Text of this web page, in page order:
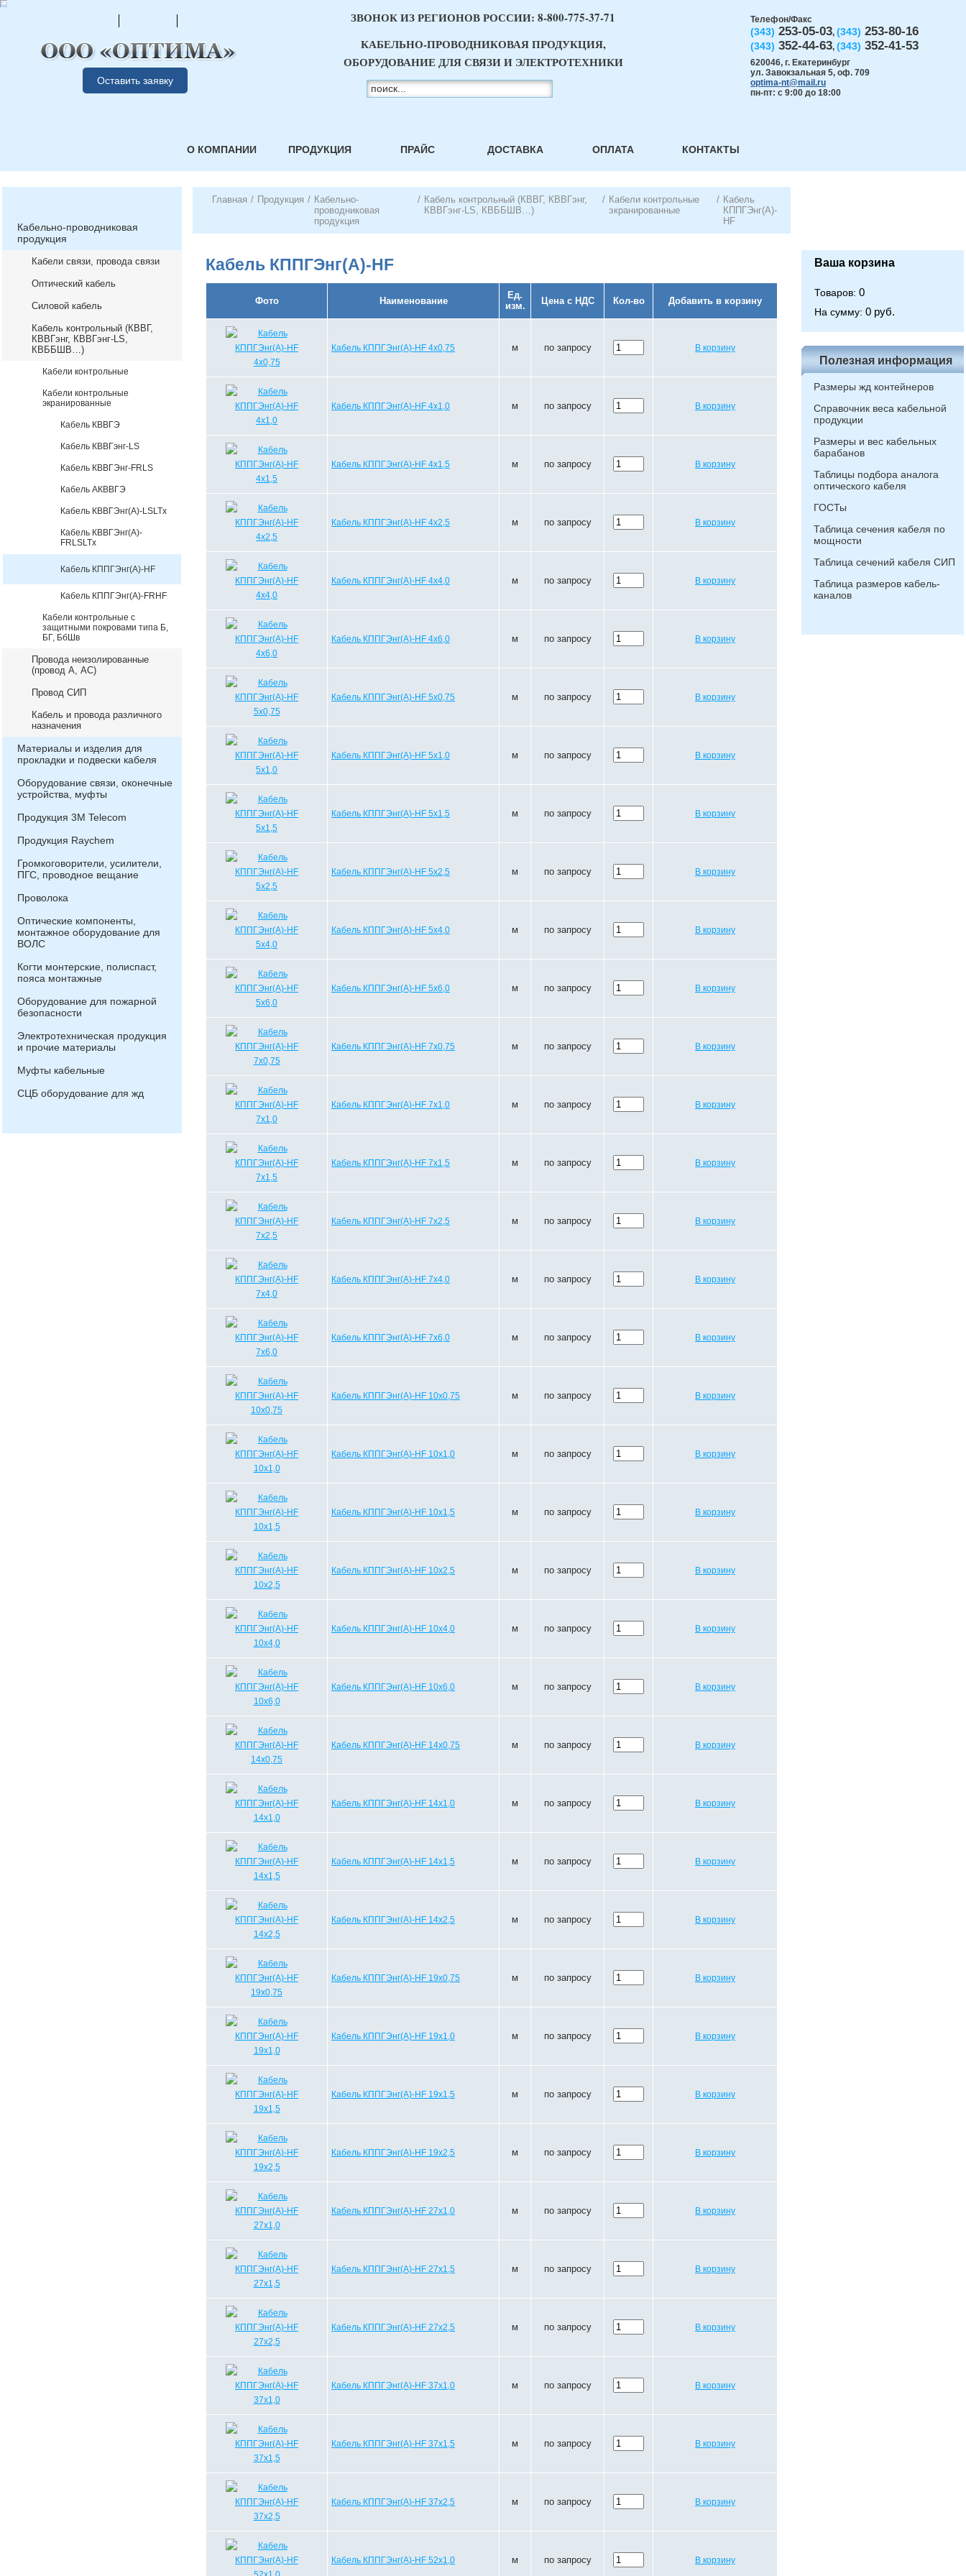
Оставить заявку
Телефон/Факс
(343) 253-05-03, (343) 253-80-16
(343) 352-44-63, (343) 352-41-53
620046, г. Екатеринбург
ул. Завокзальная 5, оф. 709
optima-nt@mail.ru
пн-пт: с 9:00 до 18:00
ЗВОНОК ИЗ РЕГИОНОВ РОССИИ: 8-800-775-37-71
КАБЕЛЬНО-ПРОВОДНИКОВАЯ ПРОДУКЦИЯ,
ОБОРУДОВАНИЕ ДЛЯ СВЯЗИ И ЭЛЕКТРОТЕХНИКИ
О КОМПАНИИ ПРОДУКЦИЯ ПРАЙС ДОСТАВКА ОПЛАТА КОНТАКТЫ
Кабельно-проводниковая
продукция
Кабели связи, провода связи
Оптический кабель
Силовой кабель
Кабель контрольный (КВВГ,
КВВГэнг, КВВГэнг-LS,
КВББШВ…)
Кабели контрольные
Кабели контрольные
экранированные
Кабель КВВГЭ
Кабель КВВГэнг-LS
Кабель КВВГЭнг-FRLS
Кабель АКВВГЭ
Кабель КВВГЭнг(А)-LSLTx
Кабель КВВГЭнг(А)-
FRLSLTx
Кабель КППГЭнг(А)-HF
Кабель КППГЭнг(А)-FRHF
Кабели контрольные с
защитными покровами типа Б,
БГ, БбШв
Провода неизолированные
(провод А, АС)
Провод СИП
Кабель и провода различного
назначения
Материалы и изделия для
прокладки и подвески кабеля
Оборудование связи, оконечные
устройства, муфты
Продукция 3М Telecom
Продукция Raychem
Громкоговорители, усилители,
ПГС, проводное вещание
Проволока
Оптические компоненты,
монтажное оборудование для
ВОЛС
Когти монтерские, полиспаст,
пояса монтажные
Оборудование для пожарной
безопасности
Электротехническая продукция
и прочие материалы
Муфты кабельные
СЦБ оборудование для жд
Главная / Продукция / Кабельно-
проводниковая
продукция
/ Кабель контрольный (КВВГ, КВВГэнг,
КВВГэнг-LS, КВББШВ…)
/ Кабели контрольные
экранированные
/ Кабель
КППГЭнг(А)-
HF
Кабель КППГЭнг(А)-HF
Фото Наименование
Ед.
изм.
Цена с НДС Кол-во Добавить в корзину
Кабель КППГЭнг(A)-HF 4х0,75 м по запросу В корзину
Кабель КППГЭнг(A)-HF 4х1,0 м по запросу В корзину
Кабель КППГЭнг(A)-HF 4х1,5 м по запросу В корзину
Кабель КППГЭнг(A)-HF 4х2,5 м по запросу В корзину
Кабель КППГЭнг(A)-HF 4х4,0 м по запросу В корзину
Кабель КППГЭнг(A)-HF 4х6,0 м по запросу В корзину
Кабель КППГЭнг(A)-HF 5х0,75 м по запросу В корзину
Кабель КППГЭнг(A)-HF 5х1,0 м по запросу В корзину
Кабель КППГЭнг(A)-HF 5х1,5 м по запросу В корзину
Кабель КППГЭнг(A)-HF 5х2,5 м по запросу В корзину
Кабель КППГЭнг(A)-HF 5х4,0 м по запросу В корзину
Кабель КППГЭнг(A)-HF 5х6,0 м по запросу В корзину
Кабель КППГЭнг(A)-HF 7х0,75 м по запросу В корзину
Кабель КППГЭнг(A)-HF 7х1,0 м по запросу В корзину
Кабель КППГЭнг(A)-HF 7х1,5 м по запросу В корзину
Кабель КППГЭнг(A)-HF 7х2,5 м по запросу В корзину
Кабель КППГЭнг(A)-HF 7х4,0 м по запросу В корзину
Кабель КППГЭнг(A)-HF 7х6,0 м по запросу В корзину
Кабель КППГЭнг(A)-HF 10х0,75 м по запросу В корзину
Кабель КППГЭнг(A)-HF 10х1,0 м по запросу В корзину
Кабель КППГЭнг(A)-HF 10х1,5 м по запросу В корзину
Кабель КППГЭнг(A)-HF 10х2,5 м по запросу В корзину
Кабель КППГЭнг(A)-HF 10х4,0 м по запросу В корзину
Кабель КППГЭнг(A)-HF 10х6,0 м по запросу В корзину
Кабель КППГЭнг(A)-HF 14х0,75 м по запросу В корзину
Кабель КППГЭнг(A)-HF 14х1,0 м по запросу В корзину
Кабель КППГЭнг(A)-HF 14х1,5 м по запросу В корзину
Кабель КППГЭнг(A)-HF 14х2,5 м по запросу В корзину
Кабель КППГЭнг(A)-HF 19х0,75 м по запросу В корзину
Кабель КППГЭнг(A)-HF 19х1,0 м по запросу В корзину
Кабель КППГЭнг(A)-HF 19х1,5 м по запросу В корзину
Кабель КППГЭнг(A)-HF 19х2,5 м по запросу В корзину
Кабель КППГЭнг(A)-HF 27х1,0 м по запросу В корзину
Кабель КППГЭнг(A)-HF 27х1,5 м по запросу В корзину
Кабель КППГЭнг(A)-HF 27х2,5 м по запросу В корзину
Кабель КППГЭнг(A)-HF 37х1,0 м по запросу В корзину
Кабель КППГЭнг(A)-HF 37х1,5 м по запросу В корзину
Кабель КППГЭнг(A)-HF 37х2,5 м по запросу В корзину
Кабель КППГЭнг(A)-HF 52х1,0 м по запросу В корзину
Ваша корзина
Товаров: 0
На сумму: 0 руб.
Полезная информация
Размеры жд контейнеров
Справочник веса кабельной
продукции
Размеры и вес кабельных
барабанов
Таблицы подбора аналога
оптического кабеля
ГОСТы
Таблица сечения кабеля по
мощности
Таблица сечений кабеля СИП
Таблица размеров кабель-
каналов